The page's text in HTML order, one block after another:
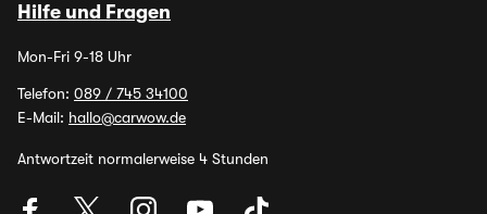
Hilfe und Fragen
Mon-Fri 9-18 Uhr
Telefon: 089 / 745 34100
E-Mail: hallo@carwow.de
Antwortzeit normalerweise 4 Stunden